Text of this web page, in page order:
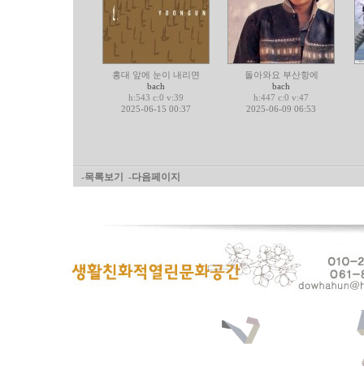
홍대 앞에 눈이 내리면
bach
h:543 c:0 v:39
2025-06-15 00:37
돌아와요 부산항에
bach
h:447 c:0 v:47
2025-06-09 06:53
-목록보기 -다음페이지